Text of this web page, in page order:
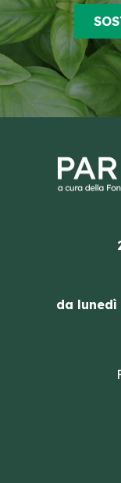
da lunedì